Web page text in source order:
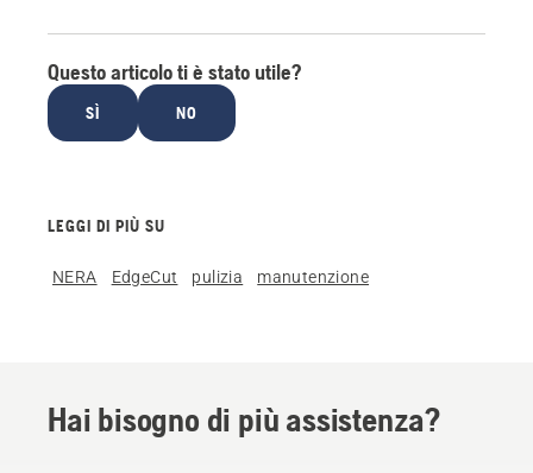
Questo articolo ti è stato utile?
SÌ NO
LEGGI DI PIÙ SU
NERA EdgeCut pulizia manutenzione
Hai bisogno di più assistenza?